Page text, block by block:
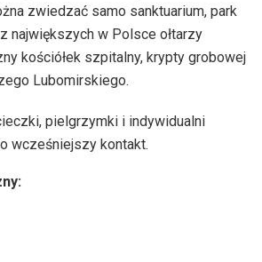
zwiedzać samo sanktuarium, park
największych w Polsce ołtarzy
kościółek szpitalny, krypty grobowej
Lubomirskiego.
pielgrzymki i indywidualni
wcześniejszy kontakt.